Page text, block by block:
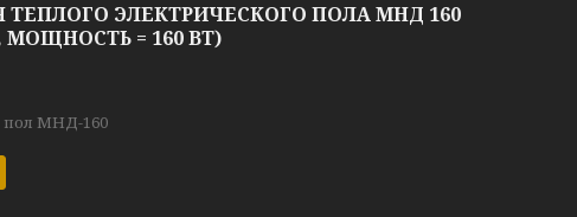
ЭЛЕКТРИЧЕСКОГО ПОЛА МНД 160
= 160 ВТ)
МНД-160